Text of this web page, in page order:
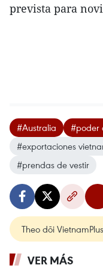
prevista para
#Australia
#poder
#exportaciones
#prendas de vestir
Theo dõi VietnamPlus
VER MÁS